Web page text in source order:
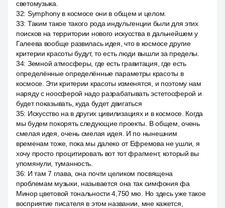
светомузыка.
32: Symphony в космосе они в общем и целом.
33: Таким такое такого рода индульгенции были для этих
поисков на территории нового искусства в дальнейшем у
Галеева вообще развилась идея, что в космосе другие
критерии красоты будут, то есть люди вышли за пределы.
34: Земной атмосферы, где есть гравитация, где есть
определённые определённые параметры красоты в
космосе. Эти критерии красоты изменятся, и поэтому нам
наряду с ноосферой надо разрабатывать эстетосферой и
будет показывать, куда будет двигаться
35: Искусство на в других цивилизациях и в космосе. Когда
мы будем покорять следующие проекты. В общем, очень
смелая идея, очень смелая идея. И по нынешним
временам тоже, пока мы далеко от Ефремова не ушли, я
хочу просто процитировать вот тот фрагмент, который вы
упомянули, туманность.
36: И там 7 глава, она почти целиком посвящена
проблемам музыки, называется она так симфония фа
Минор цветовой тональности 4,750 мю. Но здесь уже такое
восприятие писателя в этом названии, мне кажется,